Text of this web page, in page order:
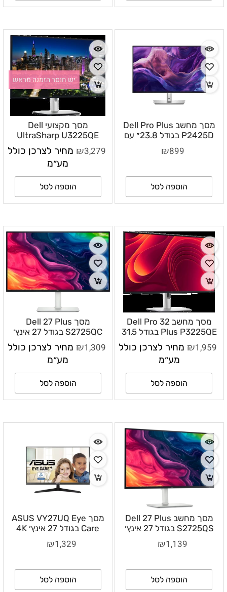
מסך מחשב Dell Pro Plus
P2425D בגודל 23.8״ עם
וקצב רענון 100Hz –
₪899
הוספה לסל
יש חוסר הזמנה מראש
מסך מקצועי Dell
UltraSharp U3225QE
Black 120Hz עם
Thunderbolt 4 –
DLMOU3225QE
₪3,279
מחיר לצרכן כולל
מע״מ
הוספה לסל
מסך מחשב Dell Pro 32
Plus P3225QE בגודל 31.5
USB-C 90W – P3225QE
₪1,959
מחיר לצרכן כולל
מע״מ
הוספה לסל
מסך Dell 27 Plus
S2725QC בגודל 27 אינץ׳
4K IPS 120Hz עם USB-C
65W ורמקולים –
DLMOS2725QC
₪1,309
מחיר לצרכן כולל
מע״מ
הוספה לסל
מסך מחשב Dell 27 Plus
S2725QS בגודל 27 אינץ׳
– S2725QS
₪1,139
הוספה לסל
מסך ASUS VY27UQ Eye
Care בגודל 27 אינץ׳ 4K
ורמקולים מובנים –
₪1,329
הוספה לסל